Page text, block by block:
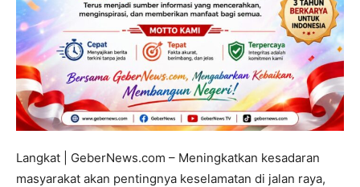
Langkat | GeberNews.com – Meningkatkan kesadaran
masyarakat akan pentingnya keselamatan di jalan raya,